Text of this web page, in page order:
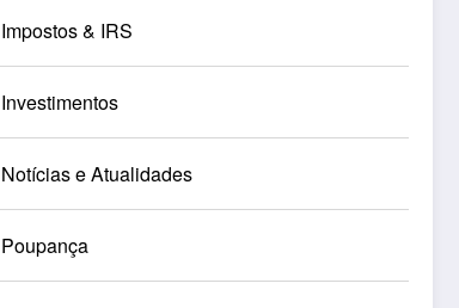
Impostos & IRS
Investimentos
Notícias e Atualidades
Poupança